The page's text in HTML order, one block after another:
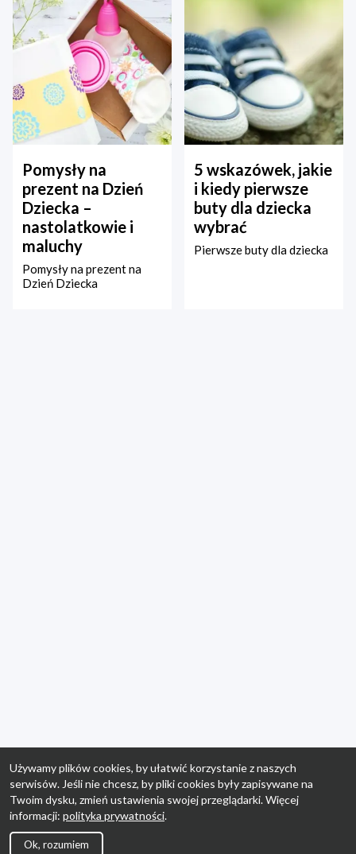
Pomysły na
prezent na Dzień
Dziecka –
nastolatkowie i
maluchy
Pomysły na prezent na
Dzień Dziecka
5 wskazówek, jakie
i kiedy pierwsze
buty dla dziecka
wybrać
Pierwsze buty dla dziecka
Używamy plików cookies, by ułatwić korzystanie z naszych
serwisów. Jeśli nie chcesz, by pliki cookies były zapisywane na
Twoim dysku, zmień ustawienia swojej przeglądarki. Więcej
informacji: polityka prywatności.
Ok, rozumiem